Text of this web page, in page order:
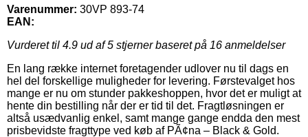
Varenummer: 30VP 893-74
EAN:
Vurderet til 4.9 ud af 5 stjerner baseret på 16 anmeldelser
En lang række internet foretagender udlover nu til dags en
hel del forskellige muligheder for levering. Førstevalget hos
mange er nu om stunder pakkeshoppen, hvor det er muligt at
hente din bestilling når der er tid til det. Fragtløsningen er
altså usædvanlig enkel, samt mange gange endda den mest
prisbevidste fragttype ved køb af PÃ¢na – Black & Gold.